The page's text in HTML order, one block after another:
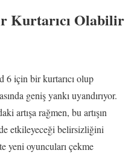
Kurtarıcı Olabilir
6 için bir kurtarıcı olup
geniş yankı uyandırıyor.
artışa rağmen, bu artışın
etkileyeceği belirsizliğini
yeni oyuncuları çekme